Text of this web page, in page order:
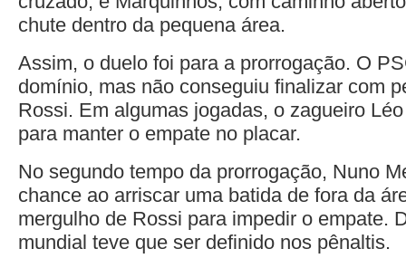
chute dentro da pequena área.
Assim, o duelo foi para a prorrogação. O
domínio, mas não conseguiu finalizar com
Rossi. Em algumas jogadas, o zagueiro
para manter o empate no placar.
No segundo tempo da prorrogação, Nuno
chance ao arriscar uma batida de fora da
mergulho de Rossi para impedir o empate.
mundial teve que ser definido nos pênaltis.